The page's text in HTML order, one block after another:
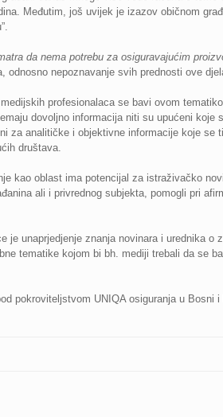
Međutim, još uvijek je izazov običnom
da nema potrebu za osiguravajućim
odnosno nepoznavanje svih prednosti ove
profesionalaca se bavi ovom
dovoljno informacija niti su upućeni koje
za analitičke i objektivne informacije koje se
društava.
kao oblast ima potencijal za istraživačko
ali i privrednog subjekta, pomogli pri
je unaprjedjenje znanja novinara i urednika o
tematike kojom bi bh. mediji trebali da se
pokroviteljstvom UNIQA osiguranja u Bosni